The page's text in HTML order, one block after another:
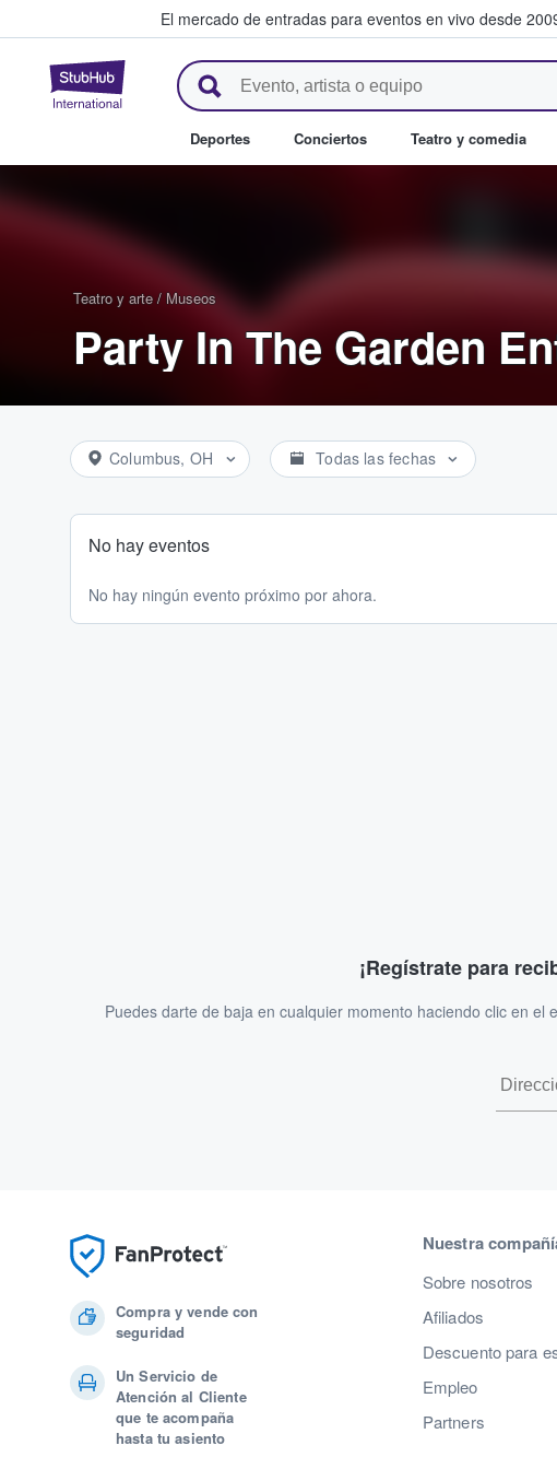
El mercado de entradas para eventos en vivo desde
StubHub: compra y venta de
Deportes Conciertos Teatro y comedia
Teatro y arte / Museos
Party In The Garden
Columbus, OH Todas las fechas
No hay eventos
No hay ningún evento próximo por ahora.
¡Regístrate para
Puedes darte de baja en cualquier momento haciendo clic en
Compra y vende con
seguridad
Un Servicio de
Atención al Cliente
que te acompaña
hasta tu asiento
Nuestra
Sobre nosotros
Afiliados
Descuento para
Empleo
Partners